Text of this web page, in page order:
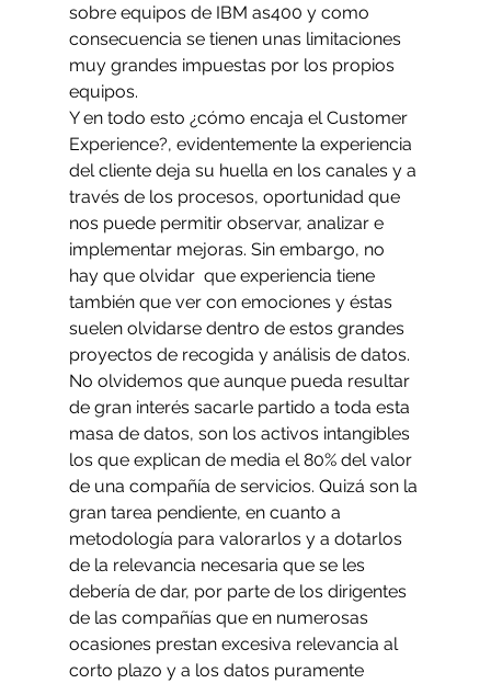
sobre equipos de IBM as400 y como
consecuencia se tienen unas limitaciones
muy grandes impuestas por los propios
equipos.
Y en todo esto ¿cómo encaja el Customer
Experience?, evidentemente la experiencia
del cliente deja su huella en los canales y a
través de los procesos, oportunidad que
nos puede permitir observar, analizar e
implementar mejoras. Sin embargo, no
hay que olvidar  que experiencia tiene
también que ver con emociones y éstas
suelen olvidarse dentro de estos grandes
proyectos de recogida y análisis de datos.
No olvidemos que aunque pueda resultar
de gran interés sacarle partido a toda esta
masa de datos, son los activos intangibles
los que explican de media el 80% del valor
de una compañía de servicios. Quizá son la
gran tarea pendiente, en cuanto a
metodología para valorarlos y a dotarlos
de la relevancia necesaria que se les
debería de dar, por parte de los dirigentes
de las compañías que en numerosas
ocasiones prestan excesiva relevancia al
corto plazo y a los datos puramente